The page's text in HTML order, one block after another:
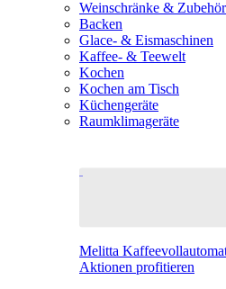
Weinschränke & Zubehör
Backen
Glace- & Eismaschinen
Kaffee- & Teewelt
Kochen
Kochen am Tisch
Küchengeräte
Raumklimageräte
Melitta
Aktionen profitieren